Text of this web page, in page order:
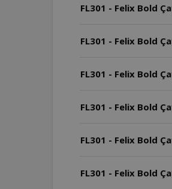
FL301 - Felix Bold
FL301 - Felix Bold
FL301 - Felix Bold
FL301 - Felix Bold
FL301 - Felix Bold
FL301 - Felix Bold